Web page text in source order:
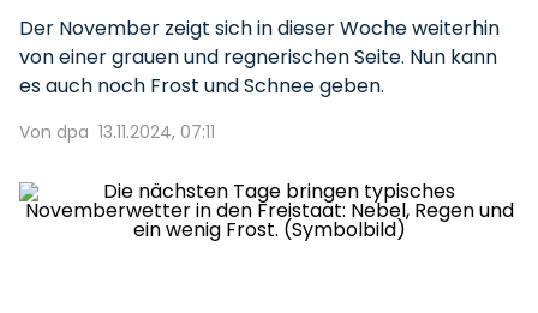
Der November zeigt sich in dieser Woche weiterhin
von einer grauen und regnerischen Seite. Nun kann
es auch noch Frost und Schnee geben.
Von dpa 13.11.2024, 07:11